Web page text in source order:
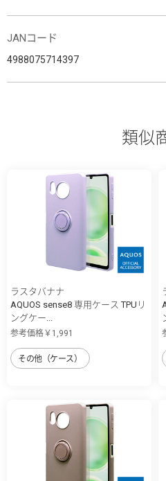
JANコード
4988075714397
類似
ラスタバナナ
AQUOS sense8 専用ケース TPUリ
ングケー...
参考価格￥1,991
その他（ケース）